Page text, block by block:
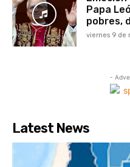
Papa
pobres,
viernes 9 de
-
Latest News